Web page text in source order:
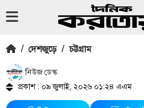
/ দেশজুড়ে / চট্টগ্রাম
নিউজ ডেস্ক
প্রকাশ : ০৯ জুলাই, ২০২৬ ০১:২৪ এএম